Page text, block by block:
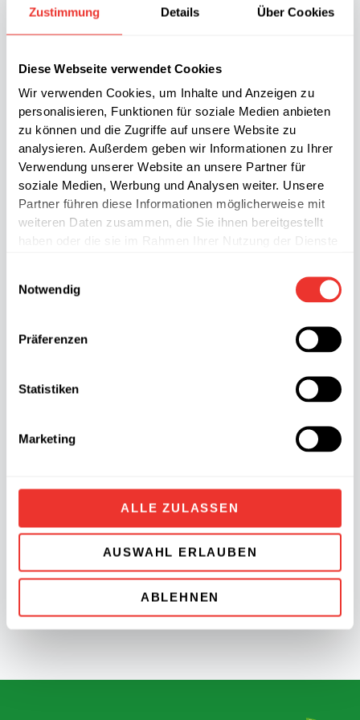
Zustimmung Details Über Cookies
Diese Webseite verwendet Cookies
Wir verwenden Cookies, um Inhalte und Anzeigen zu
personalisieren, Funktionen für soziale Medien anbieten
zu können und die Zugriffe auf unsere Website zu
analysieren. Außerdem geben wir Informationen zu Ihrer
Verwendung unserer Website an unsere Partner für
soziale Medien, Werbung und Analysen weiter. Unsere
Partner führen diese Informationen möglicherweise mit
weiteren Daten zusammen, die Sie ihnen bereitgestellt
haben oder die sie im Rahmen Ihrer Nutzung der Dienste
Notwendig
Präferenzen
Statistiken
Marketing
ALLE ZULASSEN
AUSWAHL ERLAUBEN
ABLEHNEN
Knacki Original